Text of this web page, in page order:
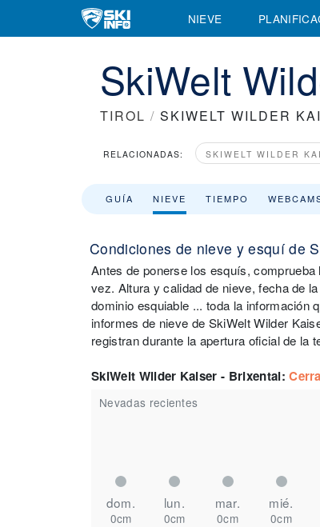
NIEVE
SkiWelt
TIROL / SKIWELT WILDER
RELACIONADAS: SKIWELT WILDER
GUÍA NIEVE TIEMPO
Condiciones de nieve y esquí de
Antes de ponerse los esquís,
vez. Altura y calidad de nieve, fecha de
dominio esquiable ... toda la información
informes de nieve de SkiWelt Wilder
registran durante la apertura oficial de la
SkiWelt Wilder Kaiser - Brixental:
Nevadas recientes
dom. lun. mar. mié.
0cm 0cm 0cm 0cm